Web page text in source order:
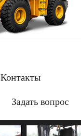
Контакты
Задать вопрос